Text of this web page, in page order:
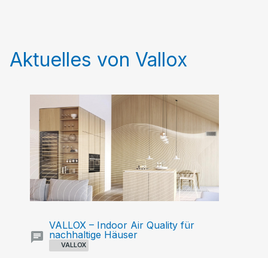
Aktuelles von Vallox
VALLOX
VALLOX – Indoor Air Quality für
nachhaltige Häuser